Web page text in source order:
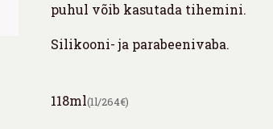
puhul võib kasutada tihemini.
Silikooni- ja parabeenivaba.
118ml(1l/264€)